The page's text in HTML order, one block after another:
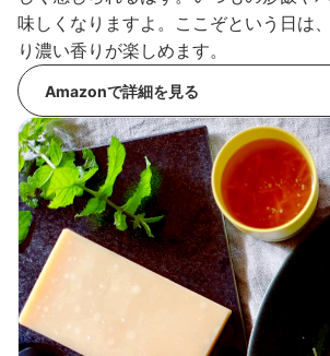
味しくなりますよ。ここぞという日は
り濃い香りが楽しめます。
Amazonで詳細を見る